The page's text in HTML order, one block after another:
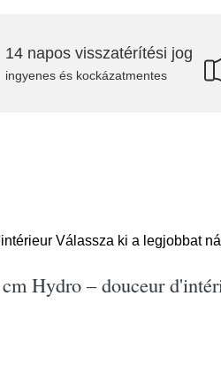
14 napos visszatérítési jog
ingyenes és kockázatmentes
Válassza ki a legjobbat
Hydro – douceur